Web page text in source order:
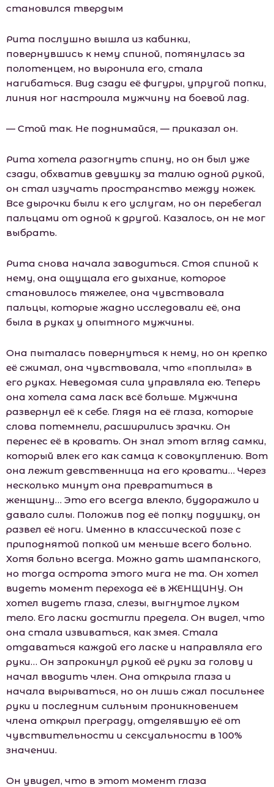
становился твердым
Рита послушно вышла из кабинки,
повернувшись к нему спиной, потянулась за
полотенцем, но выронила его, стала
нагибаться. Вид сзади её фигуры, упругой попки,
линия ног настроила мужчину на боевой лад.
— Стой так. Не поднимайся, — приказал он.
Рита хотела разогнуть спину, но он был уже
сзади, обхватив девушку за талию одной рукой,
он стал изучать пространство между ножек.
Все дырочки были к его услугам, но он перебегал
пальцами от одной к другой. Казалось, он не мог
выбрать.
Рита снова начала заводиться. Стоя спиной к
нему, она ощущала его дыхание, которое
становилось тяжелее, она чувствовала
пальцы, которые жадно исследовали её, она
была в руках у опытного мужчины.
Она пыталась повернуться к нему, но он крепко
её сжимал, она чувствовала, что «поплыла» в
его руках. Неведомая сила управляла ею. Теперь
она хотела сама ласк всё больше. Мужчина
развернул её к себе. Глядя на её глаза, которые
слова потемнели, расширились зрачки. Он
перенес её в кровать. Он знал этот вгляд самки,
который влек его как самца к совокуплению. Вот
она лежит девственница на его кровати… Через
несколько минут она превратиться в
женщину… Это его всегда влекло, будоражило и
давало силы. Положив под её попку подушку, он
развел её ноги. Именно в классической позе с
приподнятой попкой им меньше всего больно.
Хотя больно всегда. Можно дать шампанского,
но тогда острота этого мига не та. Он хотел
видеть момент перехода её в ЖЕНЩИНУ. Он
хотел видеть глаза, слезы, выгнутое луком
тело. Его ласки достигли предела. Он видел, что
она стала извиваться, как змея. Стала
отдаваться каждой его ласке и направляла его
руки… Он запрокинул рукой её руки за голову и
начал вводить член. Она открыла глаза и
начала вырываться, но он лишь сжал посильнее
руки и последним сильным проникновением
члена открыл преграду, отделявшую её от
чувствительности и сексуальности в 100%
значении.
Он увидел, что в этот момент глаза